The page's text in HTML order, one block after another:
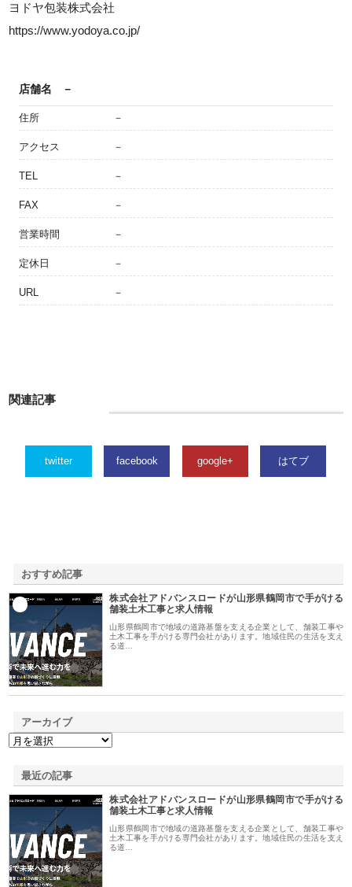
ヨドヤ包装株式会社
https://www.yodoya.co.jp/
店舗名 －
住所 －
アクセス －
TEL －
FAX －
営業時間 －
定休日 －
URL －
関連記事
twitter facebook google+ はてブ
おすすめ記事
株式会社アドバンスロードが山形県鶴岡市で手がける
舗装土木工事と求人情報
山形県鶴岡市で地域の道路基盤を支える企業として、舗装工事や
土木工事を手がける専門会社があります。地域住民の生活を支え
る道…
アーカイブ
最近の記事
株式会社アドバンスロードが山形県鶴岡市で手がける
舗装土木工事と求人情報
山形県鶴岡市で地域の道路基盤を支える企業として、舗装工事や
土木工事を手がける専門会社があります。地域住民の生活を支え
る道…